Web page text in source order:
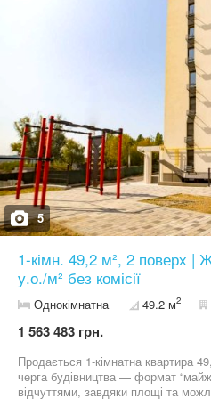
опалення від встановлених у
комплекс обладнаний
водопровідної води, що
крану - закрита територія з
системою відеоспостереження та
місцями загального користування
обладнають кілька ігрових
спеціальним безпечним гумовим
мешканців та гостей по
відкрита стоянка, також за
електромобілів - стоянка для
вигулу собак. Поруч з ЖК
транспорту до центра міста та
5
1-кімн. 49,2 м², 2 поверх |
у.о./м² без комісії
Однокімнатна 49.2 м2
1 563 483 грн.
Продається 1-кімнатна квартира
черга будівництва — формат
відчуттями, завдяки площі та